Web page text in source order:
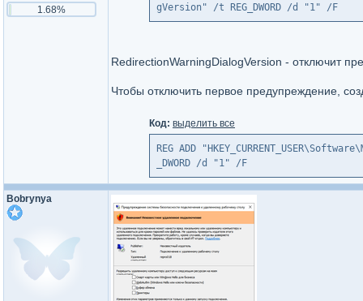
1.68%
gVersion" /t REG_DWORD /d "1" /F
RedirectionWarningDialogVersion - отключит
Чтобы отключить первое предупреждение,
Код: выделить все
REG ADD
_DWORD /d "1" /F
Bobrynya